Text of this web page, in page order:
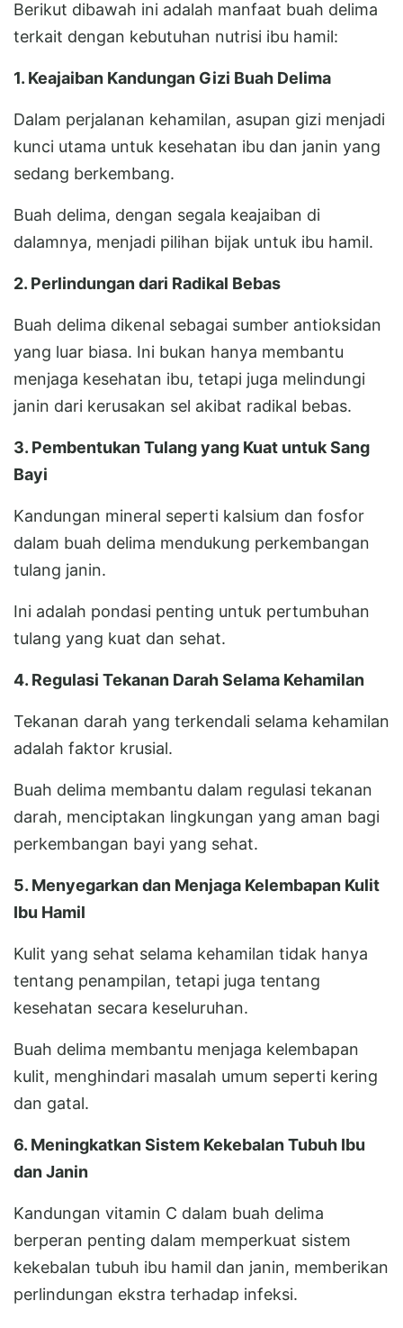
Berikut dibawah ini adalah manfaat buah delima
terkait dengan kebutuhan nutrisi ibu hamil:
1. Keajaiban Kandungan Gizi Buah Delima
Dalam perjalanan kehamilan, asupan gizi menjadi
kunci utama untuk kesehatan ibu dan janin yang
sedang berkembang.
Buah delima, dengan segala keajaiban di
dalamnya, menjadi pilihan bijak untuk ibu hamil.
2. Perlindungan dari Radikal Bebas
Buah delima dikenal sebagai sumber antioksidan
yang luar biasa. Ini bukan hanya membantu
menjaga kesehatan ibu, tetapi juga melindungi
janin dari kerusakan sel akibat radikal bebas.
3. Pembentukan Tulang yang Kuat untuk Sang
Bayi
Kandungan mineral seperti kalsium dan fosfor
dalam buah delima mendukung perkembangan
tulang janin.
Ini adalah pondasi penting untuk pertumbuhan
tulang yang kuat dan sehat.
4. Regulasi Tekanan Darah Selama Kehamilan
Tekanan darah yang terkendali selama kehamilan
adalah faktor krusial.
Buah delima membantu dalam regulasi tekanan
darah, menciptakan lingkungan yang aman bagi
perkembangan bayi yang sehat.
5. Menyegarkan dan Menjaga Kelembapan Kulit
Ibu Hamil
Kulit yang sehat selama kehamilan tidak hanya
tentang penampilan, tetapi juga tentang
kesehatan secara keseluruhan.
Buah delima membantu menjaga kelembapan
kulit, menghindari masalah umum seperti kering
dan gatal.
6. Meningkatkan Sistem Kekebalan Tubuh Ibu
dan Janin
Kandungan vitamin C dalam buah delima
berperan penting dalam memperkuat sistem
kekebalan tubuh ibu hamil dan janin, memberikan
perlindungan ekstra terhadap infeksi.